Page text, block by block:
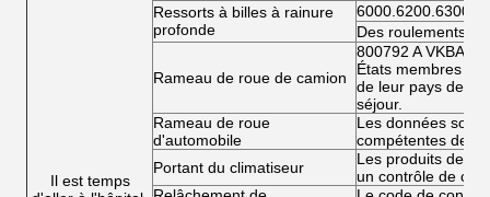
Il est temps
Ressorts à billes à rainure
profonde
Des roulements à
Rameau de roue de camion
800792 A VKBA
États membres
de leur pays de
séjour.
Rameau de roue
d'automobile
Les données sont
compétentes de
Portant du climatiseur
Les produits de la
un contrôle de